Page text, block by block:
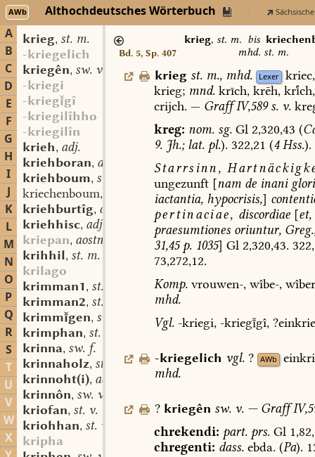
AWb Althochdeutsches Wörterbuch
A
B
C
D
E
F
G
H
I
J
K
L
M
N
O
P
Q
R
S
T
U
V
W
X
krieg, st. m.
-kriegelich
kriegên, sw. v.
-kriegi
-krieggî
-kriegilîhho
-kriegilîn
krieh, adj.
kriehboran, adj.
kriehboum, st. m.
kriechenboum,
mhd. st. m.
kriehburtîg, adj.
kriehhisc, adj.
kriepan, aostndfrk.
krihhil, st. m.
krilago
krimman1, st. v.
krimman2, st. v.
krimmgen, sw. v.
krimphan, st. v.
krinna, sw. f.
krinnaholz, st. n.
krinnoht(i), adj.
krinnôn, sw. v.
kriofan, st. v.
kriohhan, st. v.
kripha
Bd. 5, Sp. 407
krieg, st. m. bis
mhd. st. m.
krieg st. m., mhd. Lexer kriec,
krieg; mnd.krīch,krēh, krch,
crijch. — GraffIV,589s.v.
kreg: nom.sg.Gl2,320,43 (
9.Jh.; lat.pl.). 322,21 (4Hss.).
Starrsinn,
ungezunft [namdeinani
iactantia, hypocrisis,]
pertinaciae, discordiae[et,
praesumtionesoriuntur,
31,45 p.1035] Gl2,320,43.
73,272,12.
Komp.vrouwen-,wîbe-,
mhd.
Vgl.-kriegi,-krieggî,
-kriegelich vgl. ? AWb
mhd.
? kriegên sw. v. —Graff
chrekendi: part.prs.Gl
chregenti: dass. ebda. (Pa).